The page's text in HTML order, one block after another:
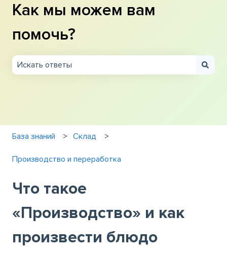
Как мы можем вам
помочь?
База знаний Склад
Производство и переработка
Что такое
«Производство» и как
произвести блюдо